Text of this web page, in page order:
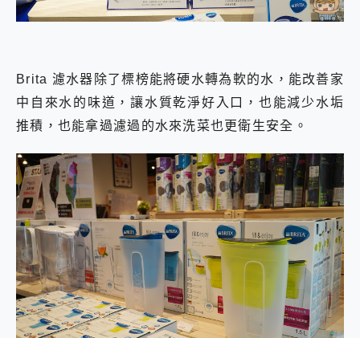
Brita 濾水器除了標榜能將硬水轉為軟的水，能改善家
中自來水的味道，讓水質乾淨好入口，也能減少水垢
推積，也能拿過濾過的水來洗菜也更衛生安全。